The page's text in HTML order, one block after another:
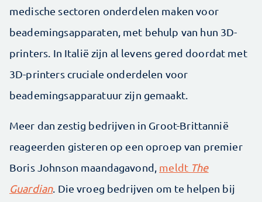
medische sectoren onderdelen maken voor
beademingsapparaten, met behulp van hun 3D-
printers. In Italië zijn al levens gered doordat met
3D-printers cruciale onderdelen voor
beademingsapparatuur zijn gemaakt.
Meer dan zestig bedrijven in Groot-Brittannië
reageerden gisteren op een oproep van premier
Boris Johnson maandagavond, meldt The
Guardian. Die vroeg bedrijven om te helpen bij